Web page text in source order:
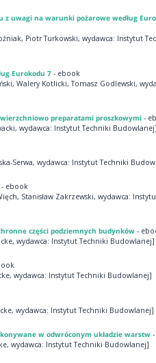
uwagi na warunki pożarowe według
Piotr Turkowski, wydawca: Instytut
Eurokodu 7 - ebook
Walery Kotlicki, Tomasz Godlewski,
preparatami proszkowymi -
wydawca: Instytut Techniki
Serwa, wydawca: Instytut Techniki
- ebook
Stanisław Zakrzewski, wydawca:
części podziemnych budynków-
wydawca: Instytut Techniki Budowlanej]
wydawca: Instytut Techniki Budowlanej]
wydawca: Instytut Techniki Budowlanej]
w odwróconym układzie warstw
wydawca: Instytut Techniki Budowlanej]